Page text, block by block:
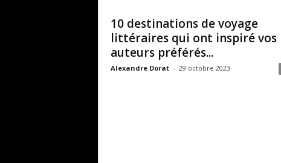
10 destinations de voyage
littéraires qui ont inspiré vos
auteurs préférés...
Alexandre Dorat - 29 octobre 2023